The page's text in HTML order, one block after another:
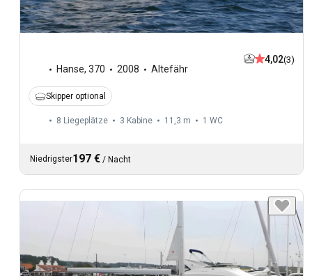
Hanse, 370 2008 Altefähr
4,02(3)
Skipper optional
8 Liegeplätze 3 Kabine 11,3 m 1 WC
Niedrigster197 € / Nacht